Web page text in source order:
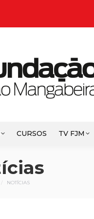
CURSOS TV FJM
está aqui:
NOTÍCIAS